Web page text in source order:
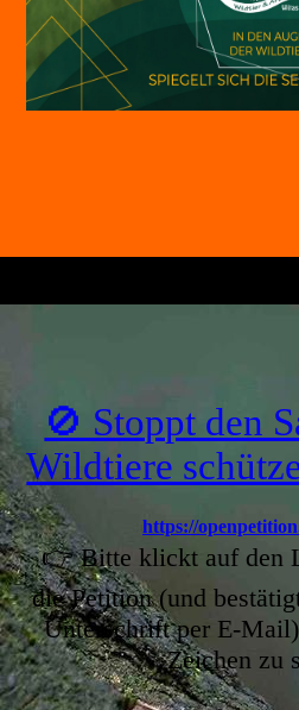
🚫 Stoppt den
Wildtiere
https://
👉 Bitte klickt auf den
die Petition (und
Unterschrift per E-
Zeichen zu